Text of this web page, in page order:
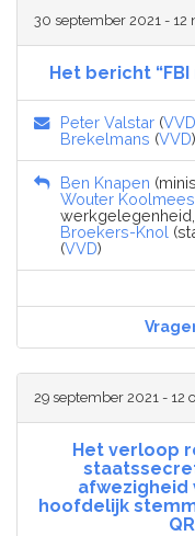
30 september 2021 - 12
Het bericht
Peter Valstar (VVD
Brekelmans (VVD)
Ben Knapen
Wouter Koolmees
Broekers-Knol
(VVD)
29 september 2021 - 12
Het verloop
afwezigheid
hoofdelijk